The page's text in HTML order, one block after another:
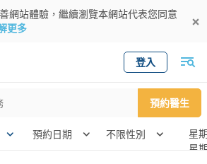
網站體驗，繼續瀏覽本網站代表您同意
更多
登入
預約醫生
預約日期